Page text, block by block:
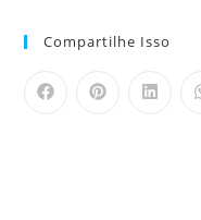
Compartilhe Isso